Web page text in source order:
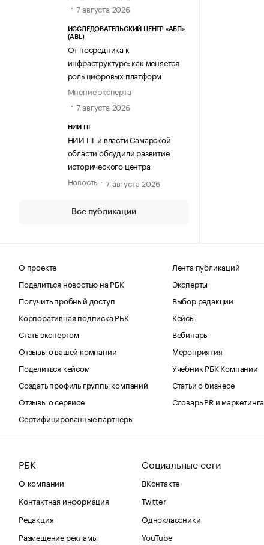
7 августа 2026
ИССЛЕДОВАТЕЛЬСКИЙ ЦЕНТР «АБП»
(ABL)
От посредника к
инфраструктуре: как меняется
роль цифровых платформ
Мнение эксперта
7 августа 2026
НИИ ПГ
НИИ ПГ и власти Самарской
области обсудили развитие
исторического центра
Новость
7 августа 2026
Все публикации
О проекте
Поделиться новостью на РБК
Получить пробный доступ
Корпоративная подписка РБК
Стать экспертом
Отзывы о вашей компании
Поделиться кейсом
Создать профиль группы компаний
Отзывы о сервисе
Сертифицированные партнеры
Лента публикаций
Эксперты
Выбор редакции
Кейсы
Вебинары
Мероприятия
Учебник РБК Компании
Статьи о бизнесе
Словарь PR и маркетинга
РБК
О компании
Контактная информация
Редакция
Размещение рекламы
Социальные сети
ВКонтакте
Twitter
Одноклассники
YouTube